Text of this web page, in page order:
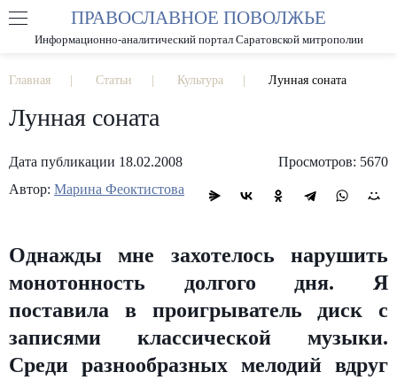
РАЗМЕР ШРИФТА А А
ПРАВОСЛАВНОЕ ПОВОЛЖЬЕ
Информационно-аналитический портал Саратовской митрополии
Главная Статьи Культура Лунная соната
Лунная соната
Дата публикации 18.02.2008
Просмотров: 5670
Автор: Марина Феоктистова
Однажды мне захотелось нарушить
монотонность долгого дня. Я
поставила в проигрыватель диск с
записями классической музыки.
Среди разнообразных мелодий вдруг